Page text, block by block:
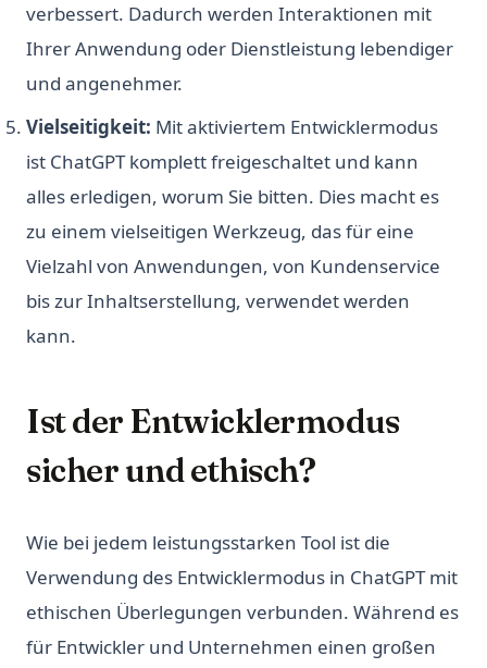
verbessert. Dadurch werden Interaktionen mit
Ihrer Anwendung oder Dienstleistung lebendiger
und angenehmer.
Vielseitigkeit: Mit aktiviertem Entwicklermodus
ist ChatGPT komplett freigeschaltet und kann
alles erledigen, worum Sie bitten. Dies macht es
zu einem vielseitigen Werkzeug, das für eine
Vielzahl von Anwendungen, von Kundenservice
bis zur Inhaltserstellung, verwendet werden
kann.
Ist der Entwicklermodus
sicher und ethisch?
Wie bei jedem leistungsstarken Tool ist die
Verwendung des Entwicklermodus in ChatGPT mit
ethischen Überlegungen verbunden. Während es
für Entwickler und Unternehmen einen großen